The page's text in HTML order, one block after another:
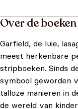
Over de
Garfield, de luie,
meest herkenbare
stripboeken. Sinds
symbool geworden
talloze manieren in
de wereld van